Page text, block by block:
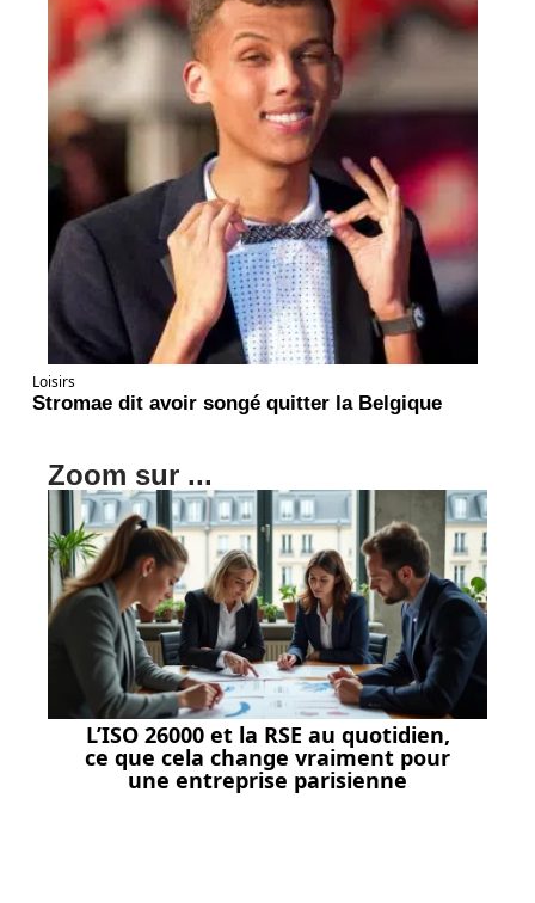
Loisirs
Stromae dit avoir songé quitter la Belgique
Zoom sur ...
L’ISO 26000 et la RSE au quotidien,
ce que cela change vraiment pour
une entreprise parisienne